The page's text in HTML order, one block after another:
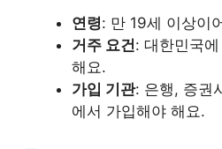
연령: 만 19세 이상이
거주 요건: 대한민국
해요.
가입 기관: 은행, 증권
에서 가입해야 해요.